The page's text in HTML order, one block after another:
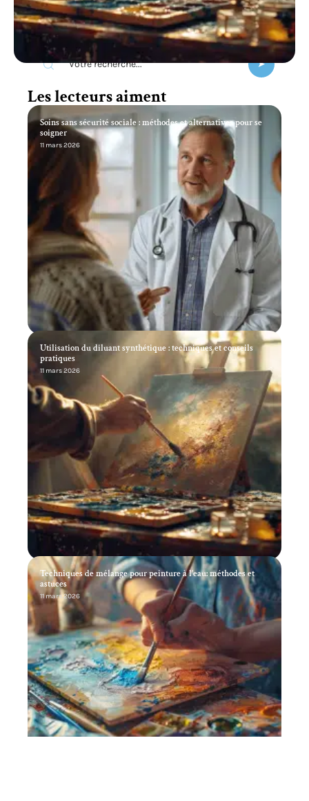
Recherche
Les lecteurs aiment
Soins sans sécurité sociale : méthodes et alternatives pour se
soigner
11 mars 2026
Utilisation du diluant synthétique : techniques et conseils
pratiques
11 mars 2026
Techniques de mélange pour peinture à l’eau: méthodes et
astuces
11 mars 2026